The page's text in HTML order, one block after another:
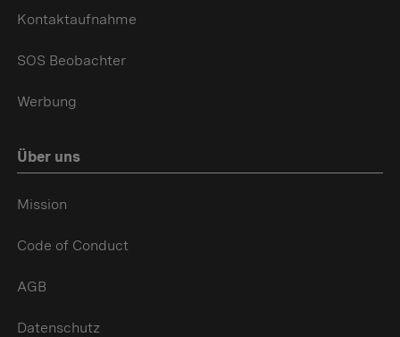
Kontaktaufnahme
SOS Beobachter
Werbung
Über uns
Mission
Code of Conduct
AGB
Datenschutz